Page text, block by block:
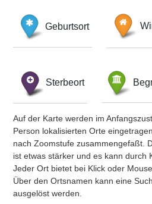
Geburtsort
Sterbeort
Auf der Karte werden im
Person lokalisierten Orte
nach Zoomstufe zusammengefaßt.
ist etwas stärker und es kann durch
Jeder Ort bietet bei Klick oder
Über den Ortsnamen kann eine
ausgelöst werden.